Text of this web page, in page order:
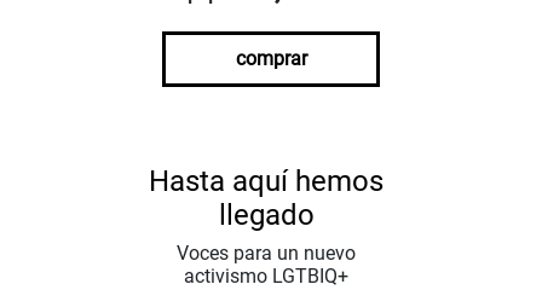
comprar
Hasta aquí hemos
llegado
Voces para un nuevo
activismo LGTBIQ+